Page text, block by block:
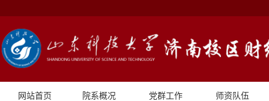
网站首页 院系概况 党群工作 师资队伍